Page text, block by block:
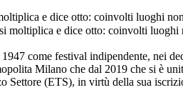
come festival indipendente, nei
Milano che dal 2019 che si è
Settore (ETS), in virtù della sua